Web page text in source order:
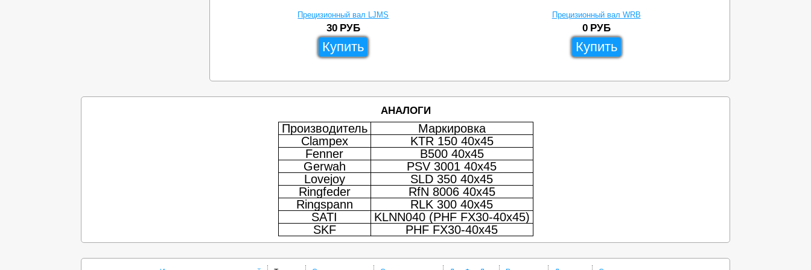
Прецизионный вал LJMS
30 РУБ
Купить
Прецизионный вал WRB
0 РУБ
Купить
АНАЛОГИ
Производитель
Маркировка
Clampex
KTR 150 40x45
Fenner
B500 40x45
Gerwah
PSV 3001 40x45
Lovejoy
SLD 350 40x45
Ringfeder
RfN 8006 40x45
Ringspann
RLK 300 40x45
SATI
KLNN040 (PHF FX30-40x45)
SKF
PHF FX30-40x45